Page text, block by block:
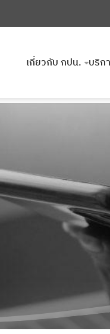
เกี่ยวกับ กปน. บริก